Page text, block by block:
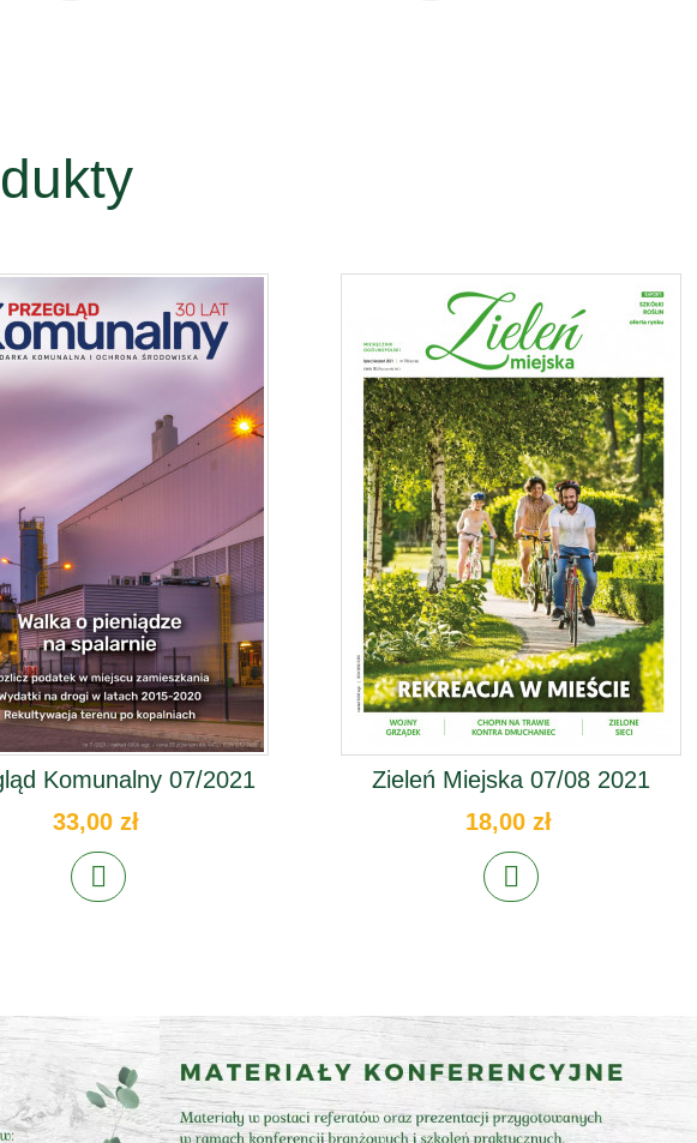
Komunalny 07/2021
33,00 zł
Zieleń Miejska 07/08 2021
18,00 zł